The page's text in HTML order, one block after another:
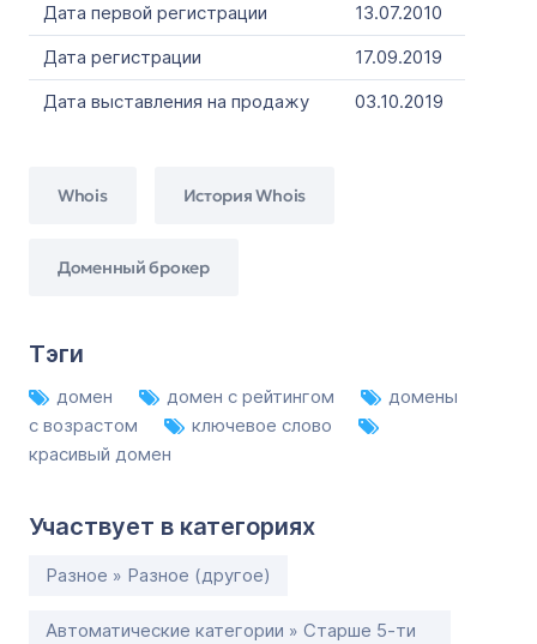
Дата первой регистрации
13.07.2010
Дата регистрации
17.09.2019
Дата выставления на продажу
03.10.2019
Whois История Whois
Доменный брокер
Тэги
домен домен с рейтингом
домены
с возрастом
ключевое слово
красивый домен
Участвует в категориях
Разное » Разное (другое)
Автоматические категории » Старше 5-ти